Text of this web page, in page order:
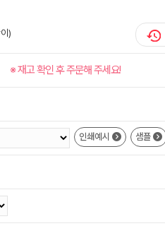
)
※ 재고 확인 후 주문해 주세요!
인쇄예시 샘플